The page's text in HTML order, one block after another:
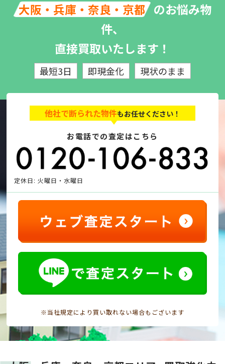
大阪・兵庫・奈良・京都 のお悩み物
件、
直接買取いたします！
最短3日 即現金化 現状のまま
他社で断られた物件もお任せください！
お電話での査定はこちら
定休日: 火曜日・水曜日
※当社規定により買い取れない場合もございます